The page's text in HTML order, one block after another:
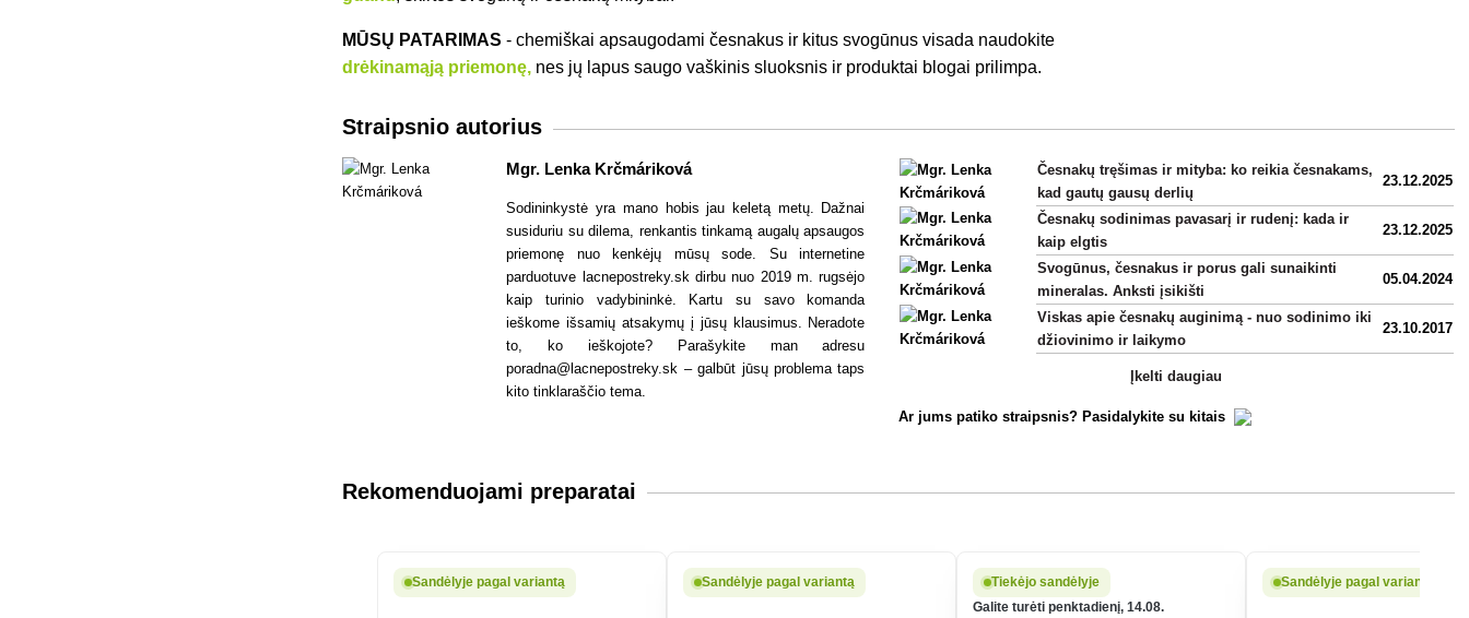
MŪSŲ PATARIMAS - chemiškai apsaugodami česnakus ir kitus svogūnus visada naudokite
drėkinamąją priemonę, nes jų lapus saugo vaškinis sluoksnis ir produktai blogai prilimpa.
Straipsnio autorius
Mgr. Lenka Krčmáriková
Sodininkystė yra mano hobis jau keletą metų. Dažnai
susiduriu su dilema, renkantis tinkamą augalų apsaugos
priemonę nuo kenkėjų mūsų sode. Su internetine
parduotuve lacnepostreky.sk dirbu nuo 2019 m. rugsėjo
kaip turinio vadybininkė. Kartu su savo komanda
ieškome išsamių atsakymų į jūsų klausimus. Neradote
to, ko ieškojote? Parašykite man adresu
poradna@lacnepostreky.sk – galbūt jūsų problema taps
kito tinklaraščio tema.
Česnakų tręšimas ir mityba: ko reikia česnakams,
kad gautų gausų derlių
23.12.2025
Česnakų sodinimas pavasarį ir rudenį: kada ir
kaip elgtis
23.12.2025
Svogūnus, česnakus ir porus gali sunaikinti
mineralas. Anksti įsikišti
05.04.2024
Viskas apie česnakų auginimą - nuo sodinimo iki
džiovinimo ir laikymo
23.10.2017
Įkelti daugiau
Ar jums patiko straipsnis? Pasidalykite su kitais
Rekomenduojami preparatai
Sandėlyje pagal variantą Sandėlyje pagal variantą
Tiekėjo sandėlyje
Galite turėti penktadienį, 14.08.
Sandėlyje pagal variantą